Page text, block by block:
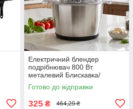
Електричний блендер
подрібнювач 800 Вт
металевий Блискавка/
Кухонний подрібнювач
мінікомбайн із чашею
Готово до відправки
325 ₴ 464,29 ₴